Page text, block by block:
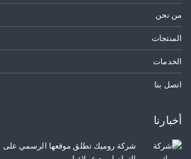
من نحن
المنتجات
الخدمات
اتصل بنا
أخبارنا
شركة روميك تطلق موقعها الرسمي على